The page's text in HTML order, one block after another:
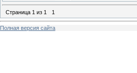
Страница 1 из 1 1
Полная версия сайта